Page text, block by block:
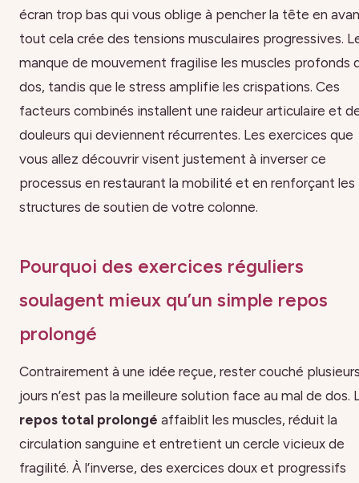
écran trop bas qui vous oblige à pencher la tête en
tout cela crée des tensions musculaires progressives.
manque de mouvement fragilise les muscles profonds
dos, tandis que le stress amplifie les crispations. Ces
facteurs combinés installent une raideur articulaire et
douleurs qui deviennent récurrentes. Les exercices que
vous allez découvrir visent justement à inverser ce
processus en restaurant la mobilité et en renforçant les
structures de soutien de votre colonne.
Pourquoi des exercices réguliers
soulagent mieux qu’un simple repos
prolongé
Contrairement à une idée reçue, rester couché
jours n’est pas la meilleure solution face au mal de dos.
repos total prolongé affaiblit les muscles, réduit la
circulation sanguine et entretient un cercle vicieux de
fragilité. À l’inverse, des exercices doux et progressifs